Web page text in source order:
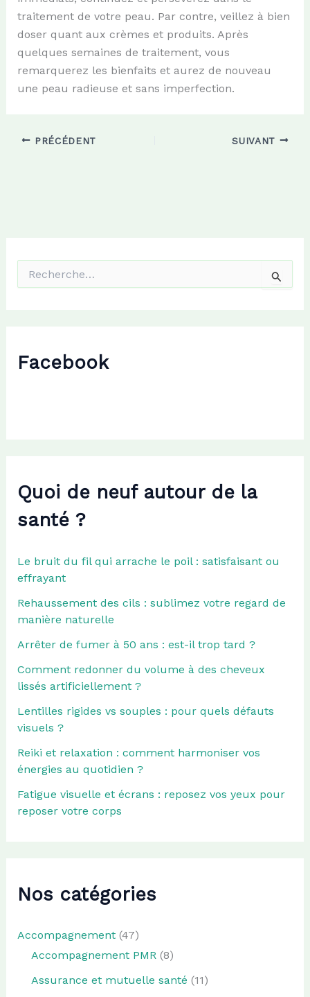
traitement de votre peau. Par contre, veillez à bien
doser quant aux crèmes et produits. Après
quelques semaines de traitement, vous
remarquerez les bienfaits et aurez de nouveau
une peau radieuse et sans imperfection.
PRÉCÉDENT SUIVANT
h
Facebook
Quoi de neuf autour de la
santé ?
Le bruit du fil qui arrache le poil : satisfaisant ou
effrayant
Rehaussement des cils : sublimez votre regard de
manière naturelle
Arrêter de fumer à 50 ans : est-il trop tard ?
Comment redonner du volume à des cheveux
lissés artificiellement ?
Lentilles rigides vs souples : pour quels défauts
visuels ?
Reiki et relaxation : comment harmoniser vos
énergies au quotidien ?
Fatigue visuelle et écrans : reposez vos yeux pour
reposer votre corps
Nos catégories
Accompagnement(47)
Accompagnement PMR (8)
Assurance et mutuelle santé (11)